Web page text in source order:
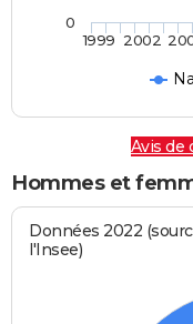
1999 2002
0
Avis de
Hommes et
Données 2022
l'Insee)